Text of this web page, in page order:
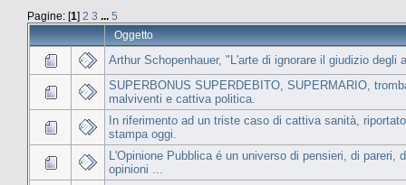
Pagine: [1] 2 3 ... 5
Oggetto
Arthur Schopenhauer, "L'arte di ignorare il giudizio degli
SUPERBONUS SUPERDEBITO, SUPERMARIO,
malviventi e cattiva politica.
In riferimento ad un triste caso di cattiva sanità,
stampa oggi.
L'Opinione Pubblica é un universo di pensieri, di pareri,
opinioni ...